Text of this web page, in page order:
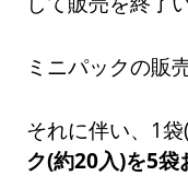
ミニパックの販
それに伴い、1袋
ク(約20入)を5袋